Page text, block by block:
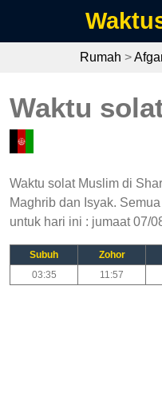
Rumah >
Waktu
Waktu solat Muslim di
Maghrib dan Isyak.
untuk hari ini : jumaat 07/
Subuh Zohor
03:35
11:57